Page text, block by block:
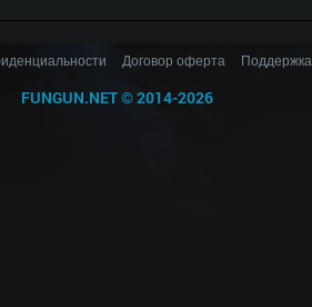
Договор оферта Поддержка
FUNGUN.NET©2014-2026